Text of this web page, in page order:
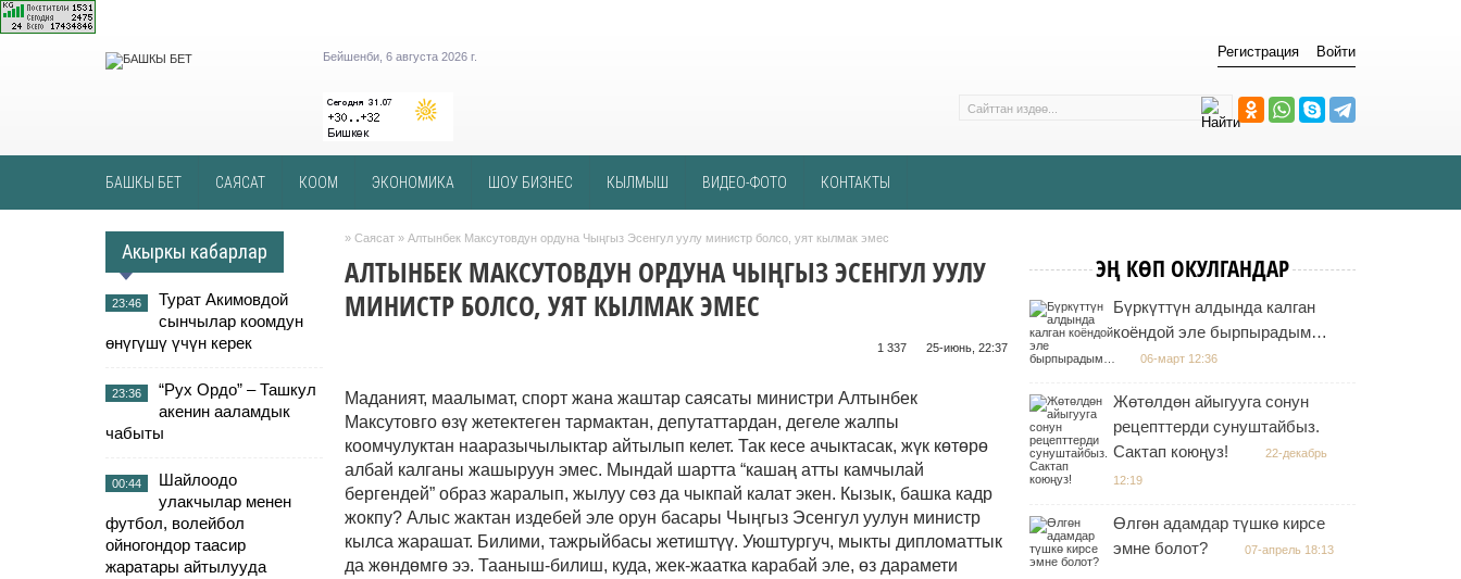
Бейшенби, 6 августа 2026 г. Регистрация Войти
БАШКЫ БЕТ САЯСАТ КООМ ЭКОНОМИКА ШОУ БИЗНЕС КЫЛМЫШ ВИДЕО-ФОТО КОНТАКТЫ
Акыркы кабарлар
23:46
Турат Акимовдой
сынчылар коомдун
өнүгүшү үчүн керек
23:36
“Рух Ордо” – Ташкул
акенин ааламдык
чабыты
00:44
Шайлоодо
улакчылар менен
футбол, волейбол
ойногондор таасир
жаратары айтылууда
» Саясат » Алтынбек Максутовдун ордуна Чыңгыз Эсенгул уулу министр болсо, уят кылмак эмес
АЛТЫНБЕК МАКСУТОВДУН ОРДУНА ЧЫҢГЫЗ ЭСЕНГУЛ УУЛУ
МИНИСТР БОЛСО, УЯТ КЫЛМАК ЭМЕС
25-июнь, 22:37
1 337 ᠌ ᠌ ᠌ ᠌᠌ ᠌ ᠌᠌
Маданият, маалымат, спорт жана жаштар саясаты министри Алтынбек
Максутовго өзү жетектеген тармактан, депутаттардан, дегеле жалпы
коомчулуктан нааразычылыктар айтылып келет. Так кесе ачыктасак, жүк көтөрө
албай калганы жашыруун эмес. Мындай шартта “кашаң атты камчылай
бергендей” образ жаралып, жылуу сөз да чыкпай калат экен. Кызык, башка кадр
жокпу? Алыс жактан издебей эле орун басары Чыңгыз Эсенгул уулун министр
кылса жарашат. Билими, тажрыйбасы жетиштүү. Уюштургуч, мыкты дипломаттык
да жөндөмгө ээ. Тааныш-билиш, куда, жек-жаатка карабай эле, өз дарамети
ЭҢ КӨП ОКУЛГАНДАР
Бүркүттүн алдында калган
коёндой эле бырпырадым…
06-март 12:36
Жөтөлдөн айыгууга сонун
рецепттерди сунуштайбыз.
Сактап коюңуз!
22-декабрь
12:19
Өлгөн адамдар түшкө кирсе
эмне болот?
07-апрель 18:13